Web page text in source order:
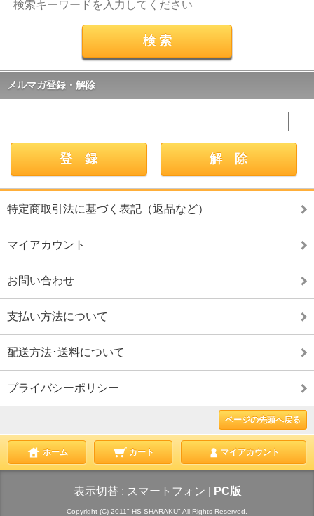
メルマガ登録・解除
特定商取引法に基づく表記（返品など）
マイアカウント
お問い合わせ
支払い方法について
配送方法･送料について
プライバシーポリシー
ページの先頭へ戻る
ホーム カート マイアカウント
表示切替 : スマートフォン PC版
Copyright (C) 2011" HS SHARAKU" All Rights Reserved.